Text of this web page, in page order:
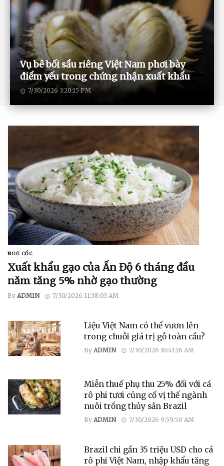
Vụ bê bối sầu riêng Việt Nam phơi bày
điểm yếu trong chứng nhận xuất khẩu
7/30/2026 3:20:15 PM
NGŨ CỐC
Xuất khẩu gạo của Ấn Độ 6 tháng đầu
năm tăng 5% nhờ gạo thường
By ADMIN 7/30/2026 11:38:03 AM
Liệu Việt Nam có thể vươn lên
trong chuỗi giá trị gỗ toàn cầu?
By ADMIN 7/30/2026 10:41:16 AM
Miễn thuế phụ thu 25% đối với cá
rô phi tươi củng cố vị thế ngành
nuôi trồng thủy sản Brazil
By ADMIN 7/30/2026 9:59:50 AM
Brazil chi gần 35 triệu USD cho cá
rô phi Việt Nam, nhập khẩu tăng